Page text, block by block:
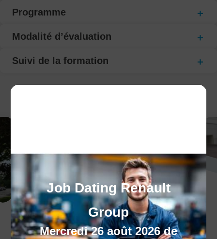
Job Dating Renault
Group
Mercredi 26 août 2026 de
Programme
Modalité d’évaluation
Suivi de la formation
Compte personnel de